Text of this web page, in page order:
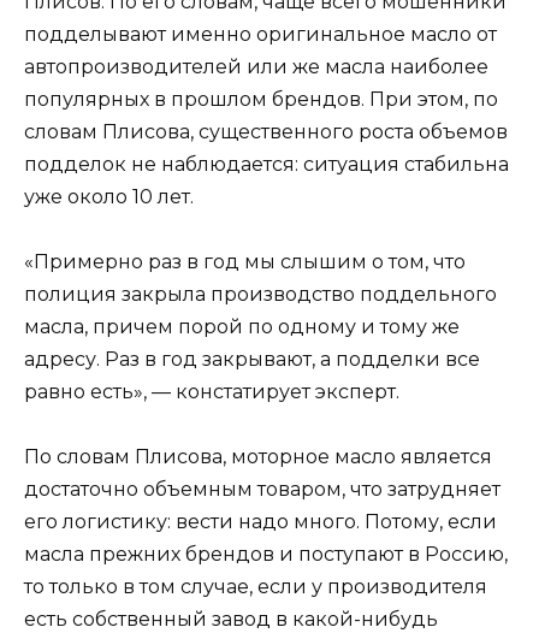
подделывают именно оригинальное масло от
автопроизводителей или же масла наиболее
популярных в прошлом брендов. При этом, по
словам Плисова, существенного роста объемов
подделок не наблюдается: ситуация стабильна
уже около 10 лет.
«Примерно раз в год мы слышим о том, что
полиция закрыла производство поддельного
масла, причем порой по одному и тому же
адресу. Раз в год закрывают, а подделки все
равно есть», — констатирует эксперт.
По словам Плисова, моторное масло является
достаточно объемным товаром, что затрудняет
его логистику: вести надо много. Потому, если
масла прежних брендов и поступают в Россию,
то только в том случае, если у производителя
есть собственный завод в какой-нибудь